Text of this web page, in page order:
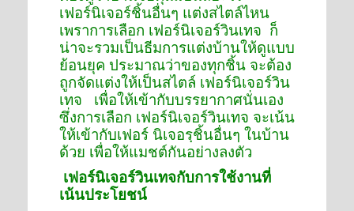
เฟอร์นิเจอร์ชิ้นอื่นๆ แต่งสไตล์ไหน
เพราการเลือก เฟอร์นิเจอร์วินเทจ ก็
น่าจะรวมเป็นธีมการแต่งบ้านให้ดูแบบ
ย้อนยุค ประมาณว่าของทุกชิ้น จะต้อง
ถูกจัดแต่งให้เป็นสไตล์ เฟอร์นิเจอร์วิน
เทจ เพื่อให้เข้ากับบรรยากาศนั่นเอง
ซึ่งการเลือก เฟอร์นิเจอร์วินเทจ จะเน้น
ให้เข้ากับเฟอร์ นิเจอรฺชิ้นอื่นๆ ในบ้าน
ด้วย เพื่อให้แมชต์กันอย่างลงตัว
เฟอร์นิเจอร์วินเทจกับการใช้งานที่
เน้นประโยชน์